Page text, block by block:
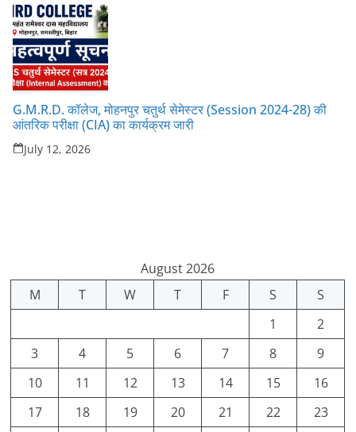
G.M.R.D. कॉलेज, मोहनपुर चतुर्थ सेमेस्टर (Session 2024-28) की
आंतरिक परीक्षा (CIA) का कार्यक्रम जारी
July 12, 2026
August 2026
M
T W T F S
S
1
2
3
4 5 6 7 8
9
10
11 12 13 14 15
16
17
18 19 20 21 22 23